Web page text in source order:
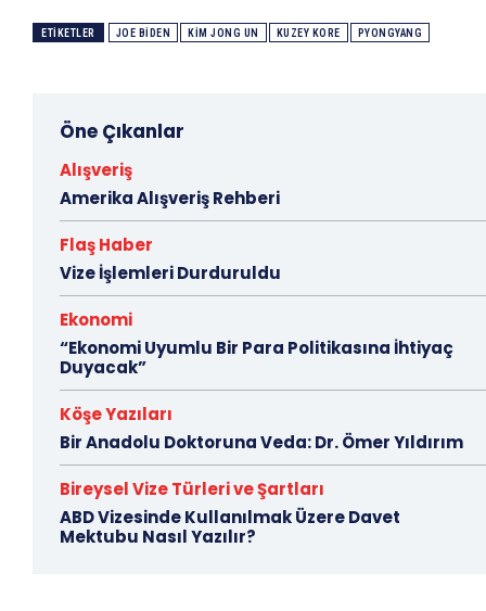
ETIKETLER JOE BIDEN KIM JONG UN KUZEY KORE PYONGYANG
Öne Çıkanlar
Alışveriş
Amerika Alışveriş Rehberi
Flaş Haber
Vize İşlemleri Durduruldu
Ekonomi
“Ekonomi Uyumlu Bir Para Politikasına İhtiyaç
Duyacak”
Köşe Yazıları
Bir Anadolu Doktoruna Veda: Dr. Ömer Yıldırım
Bireysel Vize Türleri ve Şartları
ABD Vizesinde Kullanılmak Üzere Davet
Mektubu Nasıl Yazılır?